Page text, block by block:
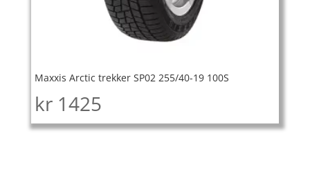
Maxxis Arctic trekker SP02 255/40-19 100S
kr 1425